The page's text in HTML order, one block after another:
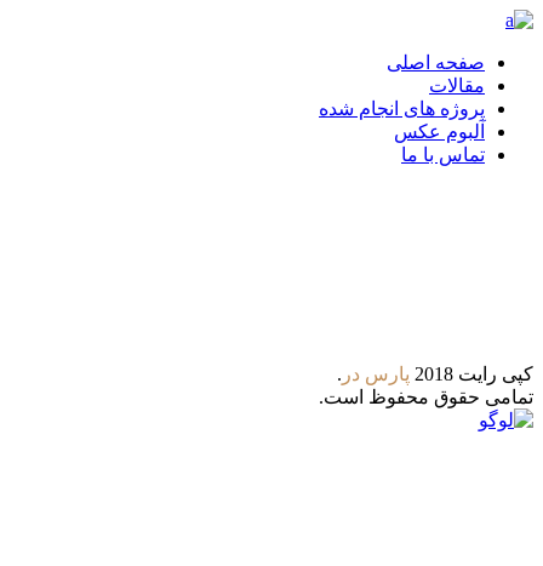
صفحه اصلی
مقالات
پروژه های انجام شده
آلبوم عکس
تماس با ما
کپی رایت 2018 پارس‌ در .
تمامی حقوق محفوظ است.